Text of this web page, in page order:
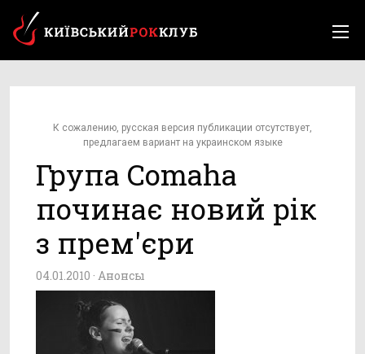
К сожалению, русская версия публикации отсутствует,
предлагаем вариант на украинском языке
Група Comaha
починає новий рік
з прем'єри
04.01.2010 · Анонсы